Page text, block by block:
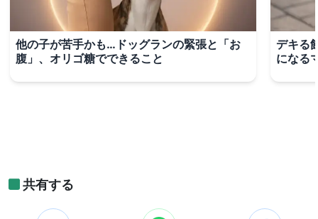
他の子が苦手かも…ドッグランの緊張と「お
腹」、オリゴ糖でできること
デキる
になる
共有する